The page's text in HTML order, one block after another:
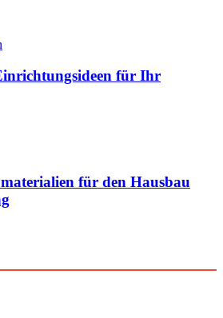
für Ihr
für den Hausbau